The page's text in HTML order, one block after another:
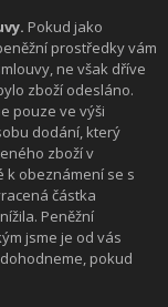
Pokud jako
prostředky vám
ne však dříve
zboží odesláno.
pouze ve výši
dodání, který
zboží v
k obeznámení se s
částka
Peněžní
jsme je od vás
pokud